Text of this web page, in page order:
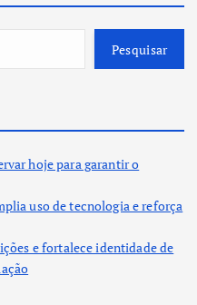
Pesquisar
hoje para garantir o
uso de tecnologia e reforça
e fortalece identidade de